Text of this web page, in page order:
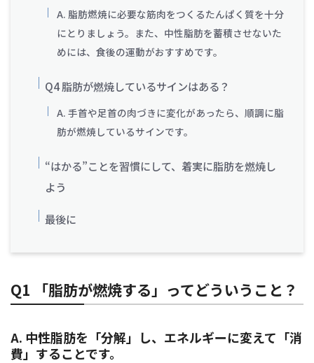
A. 脂肪燃焼に必要な筋肉をつくるたんぱく質を十分
にとりましょう。また、中性脂肪を蓄積させないた
めには、食後の運動がおすすめです。
Q4 脂肪が燃焼しているサインはある？
A. 手首や足首の肉づきに変化があったら、順調に脂
肪が燃焼しているサインです。
“はかる”ことを習慣にして、着実に脂肪を燃焼し
よう
最後に
Q1 「脂肪が燃焼する」ってどういうこと？
A. 中性脂肪を「分解」し、エネルギーに変えて「消
費」することです。